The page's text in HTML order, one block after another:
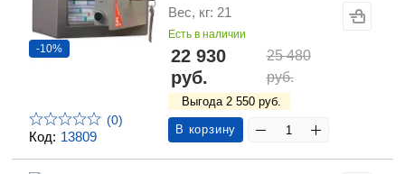
Код: 13809
-10%
(0)
Вес, кг: 21
Есть в наличии
22 930
руб.
25 480
руб.
Выгода 2 550 руб.
В корзину